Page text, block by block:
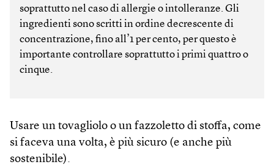
soprattutto nel caso di allergie o intolleranze. Gli
ingredienti sono scritti in ordine decrescente di
concentrazione, fino all’1 per cento, per questo è
importante controllare soprattutto i primi quattro o
cinque.
Usare un tovagliolo o un fazzoletto di stoffa, come
si faceva una volta, è più sicuro (e anche più
sostenibile).